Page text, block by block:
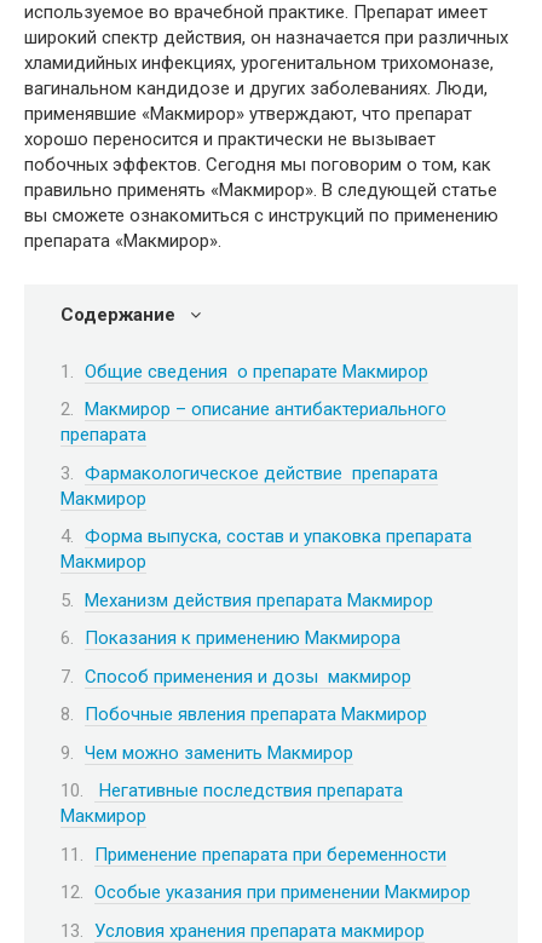
используемое во врачебной практике. Препарат имеет
широкий спектр действия, он назначается при различных
хламидийных инфекциях, урогенитальном трихомоназе,
вагинальном кандидозе и других заболеваниях. Люди,
применявшие «Макмирор» утверждают, что препарат
хорошо переносится и практически не вызывает
побочных эффектов. Сегодня мы поговорим о том, как
правильно применять «Макмирор». В следующей статье
вы сможете ознакомиться с инструкций по применению
препарата «Макмирор».
Содержание
Общие сведения о препарате Макмирор
Макмирор – описание антибактериального
препарата
Фармакологическое действие препарата
Макмирор
Форма выпуска, состав и упаковка препарата
Макмирор
Механизм действия препарата Макмирор
Показания к применению Макмирора
Способ применения и дозы макмирор
Побочные явления препарата Макмирор
Чем можно заменить Макмирор
Негативные последствия препарата
Макмирор
Применение препарата при беременности
Особые указания при применении Макмирор
Условия хранения препарата макмирор